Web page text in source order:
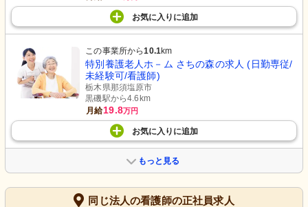
お気に入り に追加
この事業所から10.1km
特別養護老人ホ－ム さちの森の求人 (日勤専従/
未経験可/看護師)
栃木県那須塩原市
黒磯駅から4.6km
月給19.8万円
お気に入り に追加
もっと見る
同じ法人の看護師の正社員求人